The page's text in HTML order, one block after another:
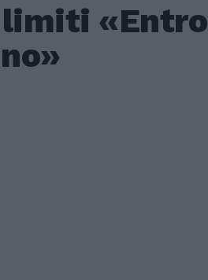
limiti «Entro